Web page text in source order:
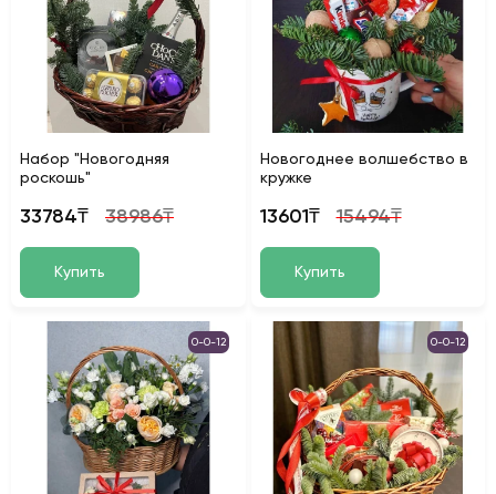
Набор "Новогодняя
роскошь"
33784₸ 38986₸
Купить
Новогоднее волшебство в
кружке
13601₸ 15494₸
Купить
0-0-12 0-0-12